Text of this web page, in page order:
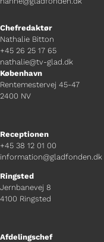
Chefredaktør
Nathalie Bitton
+45 26 25 17 65
nathalie@tv-glad.dk
København
Rentemestervej 45-47
2400 NV
Receptionen
+45 38 12 01 00
information@gladfonden.dk
Ringsted
Jernbanevej 8
4100 Ringsted
Afdelingschef